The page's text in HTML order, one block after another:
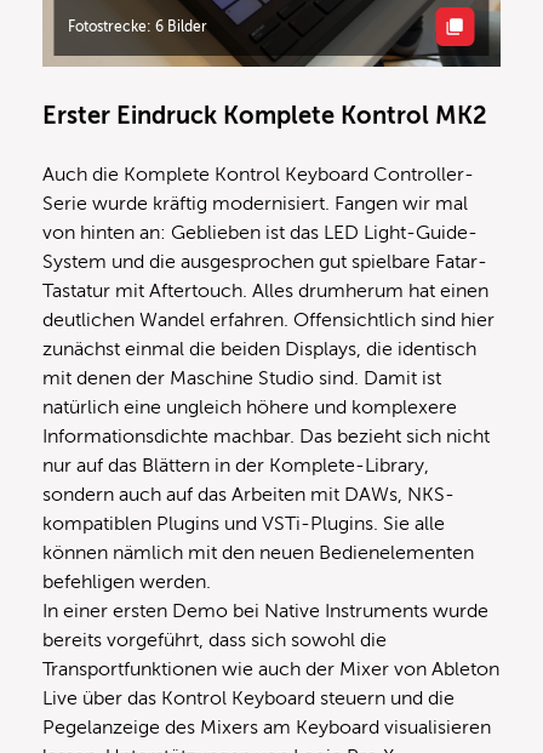
Fotostrecke: 6 Bilder
Erster Eindruck Komplete Kontrol MK2
Auch die Komplete Kontrol Keyboard Controller-
Serie wurde kräftig modernisiert. Fangen wir mal
von hinten an: Geblieben ist das LED Light-Guide-
System und die ausgesprochen gut spielbare Fatar-
Tastatur mit Aftertouch. Alles drumherum hat einen
deutlichen Wandel erfahren. Offensichtlich sind hier
zunächst einmal die beiden Displays, die identisch
mit denen der Maschine Studio sind. Damit ist
natürlich eine ungleich höhere und komplexere
Informationsdichte machbar. Das bezieht sich nicht
nur auf das Blättern in der Komplete-Library,
sondern auch auf das Arbeiten mit DAWs, NKS-
kompatiblen Plugins und VSTi-Plugins. Sie alle
können nämlich mit den neuen Bedienelementen
befehligen werden.
In einer ersten Demo bei Native Instruments wurde
bereits vorgeführt, dass sich sowohl die
Transportfunktionen wie auch der Mixer von Ableton
Live über das Kontrol Keyboard steuern und die
Pegelanzeige des Mixers am Keyboard visualisieren